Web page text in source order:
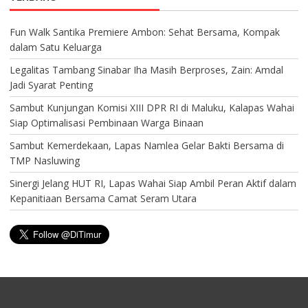
Fun Walk Santika Premiere Ambon: Sehat Bersama, Kompak
dalam Satu Keluarga
Legalitas Tambang Sinabar Iha Masih Berproses, Zain: Amdal
Jadi Syarat Penting
Sambut Kunjungan Komisi XIII DPR RI di Maluku, Kalapas Wahai
Siap Optimalisasi Pembinaan Warga Binaan
Sambut Kemerdekaan, Lapas Namlea Gelar Bakti Bersama di
TMP Nasluwing
Sinergi Jelang HUT RI, Lapas Wahai Siap Ambil Peran Aktif dalam
Kepanitiaan Bersama Camat Seram Utara